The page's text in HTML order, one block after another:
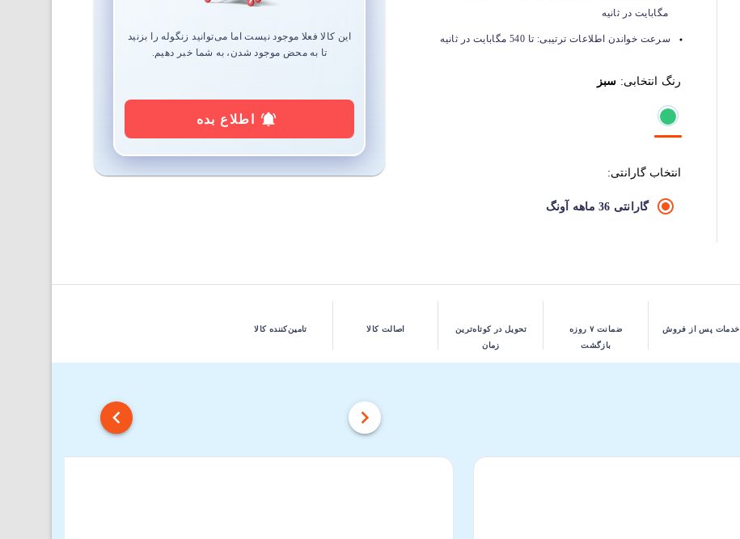
مگابایت در ثانیه
سرعت خواندن اطلاعات ترتیبی: تا 540 مگابایت در ثانیه
رنگ انتخابی: سبز
انتخاب گارانتی:
گارانتی 36 ماهه آونگ
این کالا فعلا موجود نیست اما می‌توانید زنگوله را بزنید
تا به محض موجود شدن، به شما خبر دهیم.
اطلاع بده
خدمات پس از فروش
ضمانت ۷ روزه
بازگشت
تحویل در کوتاه‌ترین
زمان
اصالت کالا تامین‌کننده کالا